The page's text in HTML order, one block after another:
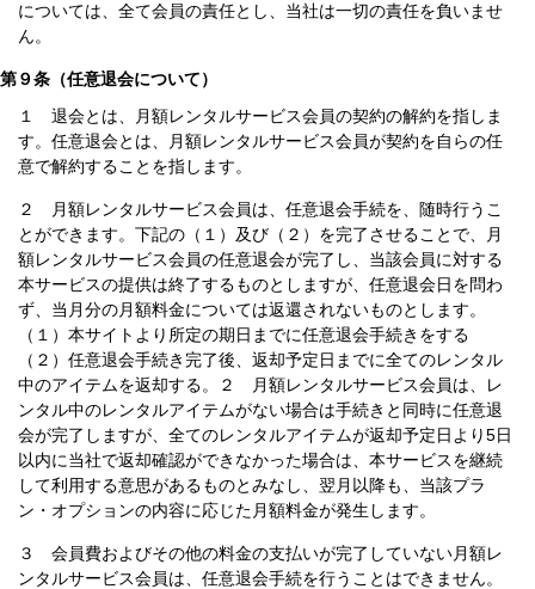
については、全て会員の責任とし、当社は一切の責任を負いませ
ん。
第９条（任意退会について）
１ 退会とは、月額レンタルサービス会員の契約の解約を指しま
す。任意退会とは、月額レンタルサービス会員が契約を自らの任
意で解約することを指します。
２ 月額レンタルサービス会員は、任意退会手続を、随時行うこ
とができます。下記の（１）及び（２）を完了させることで、月
額レンタルサービス会員の任意退会が完了し、当該会員に対する
本サービスの提供は終了するものとしますが、任意退会日を問わ
ず、当月分の月額料金については返還されないものとします。
（１）本サイトより所定の期日までに任意退会手続きをする
（２）任意退会手続き完了後、返却予定日までに全てのレンタル
中のアイテムを返却する。２ 月額レンタルサービス会員は、レ
ンタル中のレンタルアイテムがない場合は手続きと同時に任意退
会が完了しますが、全てのレンタルアイテムが返却予定日より5日
以内に当社で返却確認ができなかった場合は、本サービスを継続
して利用する意思があるものとみなし、翌月以降も、当該プラ
ン・オプションの内容に応じた月額料金が発生します。
３ 会員費およびその他の料金の支払いが完了していない月額レ
ンタルサービス会員は、任意退会手続を行うことはできません。